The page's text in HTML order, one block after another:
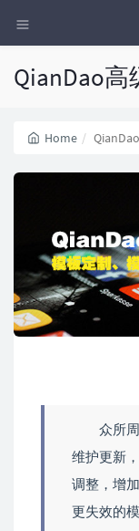
QianDao
Home
众所
维护更新
调整，增
更失效的